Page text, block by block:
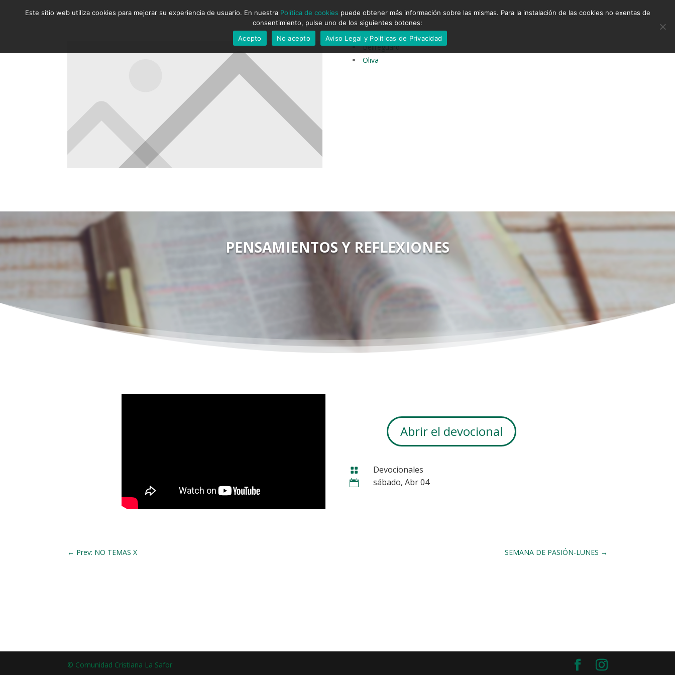
Bellreguard
Oliva
PENSAMIENTOS Y REFLEXIONES
Abrir el devocional
 Devocionales
 sábado, Abr 04
← Prev: NO TEMAS X SEMANA DE PASIÓN-LUNES →
© Comunidad Cristiana La Safor
Este sitio web utiliza cookies para mejorar su experiencia de usuario. En nuestra Política de cookies puede obtener más información sobre las mismas. Para la instalación de las cookies no exentas de
consentimiento, pulse uno de los siguientes botones:
Acepto
No acepto Aviso Legal y Políticas de Privacidad